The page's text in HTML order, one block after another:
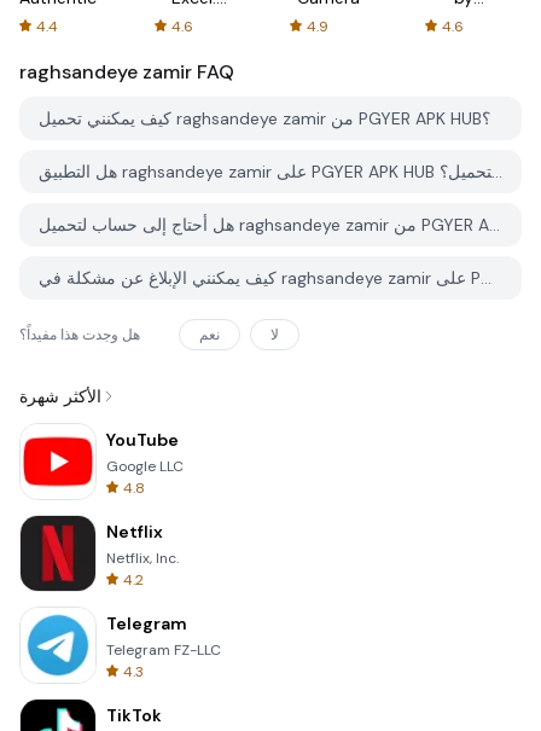
4.4
Spreadsheets
4.6 4.9
AFTVnews
4.6
raghsandeye zamir FAQ
كيف يمكنني تحميل raghsandeye zamir من PGYER APK HUB؟
هل التطبيق raghsandeye zamir على PGYER APK HUB مجاني للتحميل؟
هل أحتاج إلى حساب لتحميل raghsandeye zamir من PGYER APK HUB؟
كيف يمكنني الإبلاغ عن مشكلة في raghsandeye zamir على PGYER APK HUB؟
هل وجدت هذا مفيداً؟ نعم لا
الأكثر شهرة
YouTube
Google LLC
4.8
Netflix
Netflix, Inc.
4.2
Telegram
Telegram FZ-LLC
4.3
TikTok